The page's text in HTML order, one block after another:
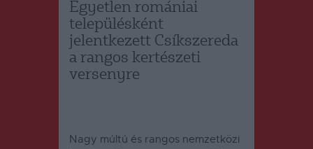
Egyetlen romániai
településként
jelentkezett Csíkszereda
a rangos kertészeti
versenyre
Nagy múltú és rangos nemzetközi